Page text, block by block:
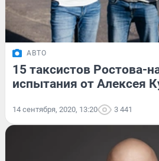
АВТО
15 таксистов Ростова-
испытания от Алексея
14 сентября, 2020, 13:20 3 441